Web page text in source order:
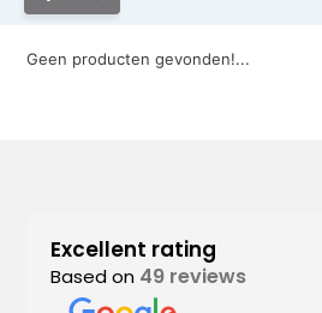
Geen producten gevonden!...
Excellent rating
Based on 49 reviews